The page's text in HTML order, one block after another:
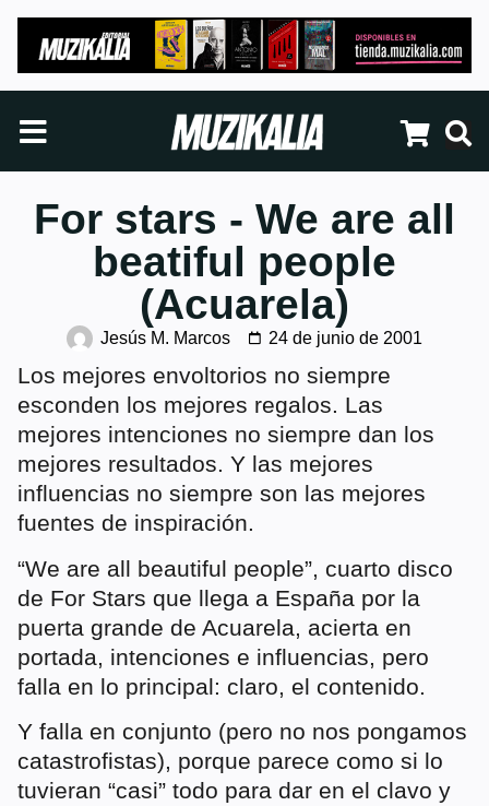
For stars - We are all
beatiful people
(Acuarela)
Jesús M. Marcos 24 de junio de 2001
Los mejores envoltorios no siempre
esconden los mejores regalos. Las
mejores intenciones no siempre dan los
mejores resultados. Y las mejores
influencias no siempre son las mejores
fuentes de inspiración.
“We are all beautiful people”, cuarto disco
de For Stars que llega a España por la
puerta grande de Acuarela, acierta en
portada, intenciones e influencias, pero
falla en lo principal: claro, el contenido.
Y falla en conjunto (pero no nos pongamos
catastrofistas), porque parece como si lo
tuvieran “casi” todo para dar en el clavo y